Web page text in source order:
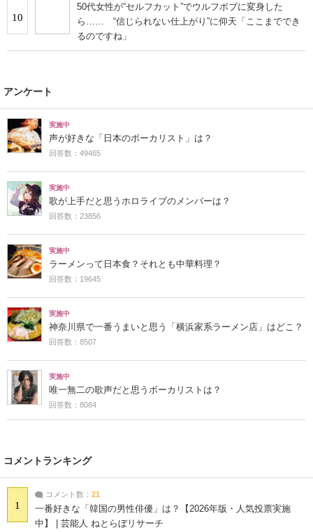
10
50代女性が“セルフカット”でウルフボブに変身した
ら…… “信じられない仕上がり”に仰天「ここまででき
るのですね」
アンケート
実施中
声が好きな「日本のボーカリスト」は？
回答数：49465
実施中
歌が上手だと思うホロライブのメンバーは？
回答数：23856
実施中
ラーメンって日本食？それとも中華料理？
回答数：19645
実施中
神奈川県で一番うまいと思う「横浜家系ラーメン店」はどこ？
回答数：8507
実施中
唯一無二の歌声だと思うボーカリストは？
回答数：8084
コメントランキング
1
コメント数： 21
一番好きな「韓国の男性俳優」は？【2026年版・人気投票実施
中】 | 芸能人 ねとらぼリサーチ